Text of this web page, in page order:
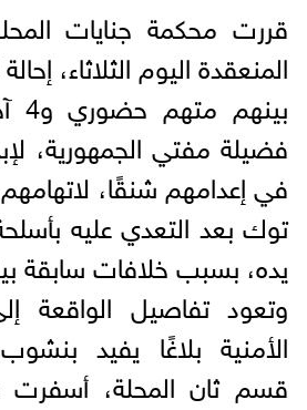
قررت محكمة جنايات
فضيلة مفتي الجمهورية،
في إعدامهم شنقًا،
توك بعد التعدي عليه
يده، بسبب خلافات سابقة
وتعود تفاصيل الواقعة
الأمنية بلاغًا يفيد
قسم ثان المحلة،